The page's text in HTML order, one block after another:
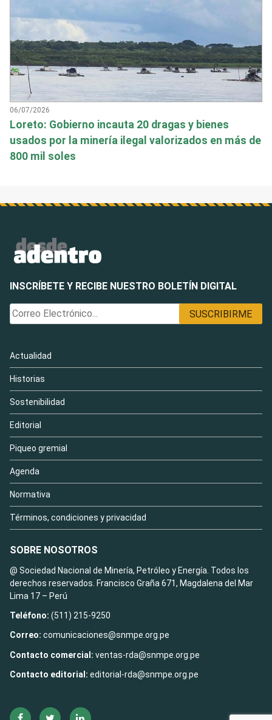
06/07/2026
Loreto: Gobierno incauta 20 dragas y bienes
usados por la minería ilegal valorizados en más de
800 mil soles
INSCRÍBETE Y RECIBE NUESTRO BOLETÍN DIGITAL
Actualidad
Historias
Sostenibilidad
Editorial
Piqueo gremial
Agenda
Normativa
Términos, condiciones y privacidad
SOBRE NOSOTROS
@ Sociedad Nacional de Minería, Petróleo y Energía. Todos los
derechos reservados. Francisco Graña 671, Magdalena del Mar
Lima 17 – Perú
Teléfono: (511) 215-9250
Correo: comunicaciones@snmpe.org.pe
Contacto comercial: ventas-rda@snmpe.org.pe
Contacto editorial: editorial-rda@snmpe.org.pe